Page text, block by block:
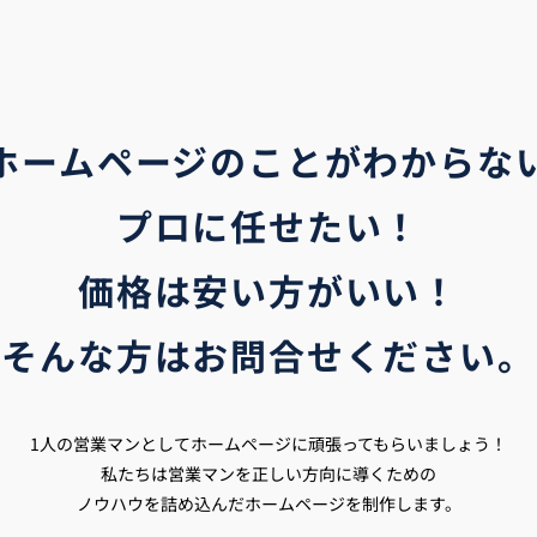
ームページのことがわからな
プロに任せたい！
価格は安い方がいい！
そんな方はお問合せください。
1人の営業マンとしてホームページに頑張ってもらいましょう！
私たちは営業マンを正しい方向に導くための
ノウハウを詰め込んだホームページを制作します。